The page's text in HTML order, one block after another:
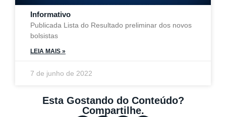
Informativo
Publicada Lista do Resultado preliminar dos novos
bolsistas
LEIA MAIS »
7 de junho de 2022
Esta Gostando do Conteúdo?
Compartilhe.